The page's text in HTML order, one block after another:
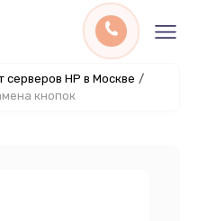
серверов HP в Москве /
кнопок